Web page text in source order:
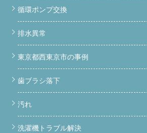
循環ポンプ交換
排水異常
東京都西東京市の事例
歯ブラシ落下
汚れ
洗濯機トラブル解決